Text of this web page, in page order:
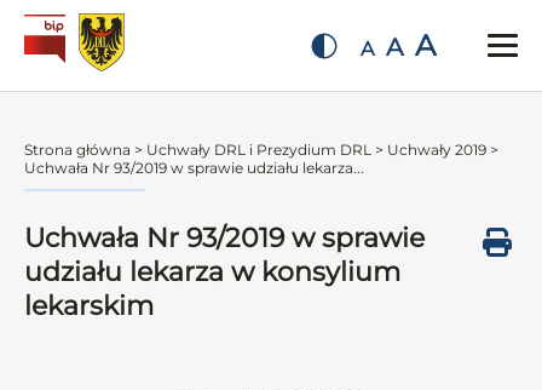
A A A
Strona główna > Uchwały DRL i Prezydium DRL > Uchwały 2019 >
Uchwała Nr 93/2019 w sprawie udziału lekarza...
Uchwała Nr 93/2019 w sprawie
udziału lekarza w konsylium
lekarskim